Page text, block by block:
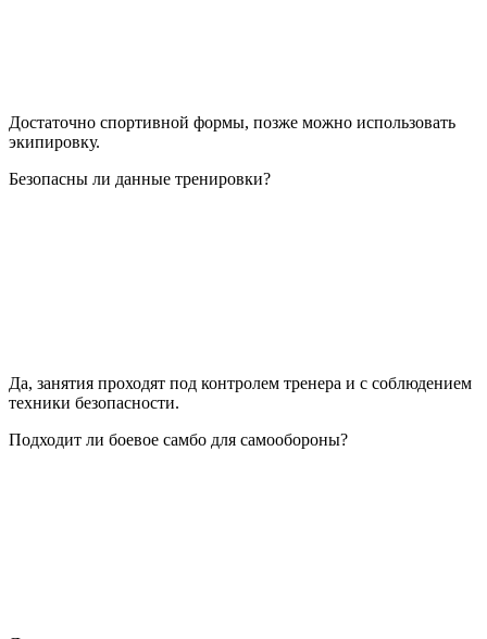
Достаточно спортивной формы, позже можно использовать
экипировку.
Безопасны ли данные тренировки?
Да, занятия проходят под контролем тренера и с соблюдением
техники безопасности.
Подходит ли боевое самбо для самообороны?